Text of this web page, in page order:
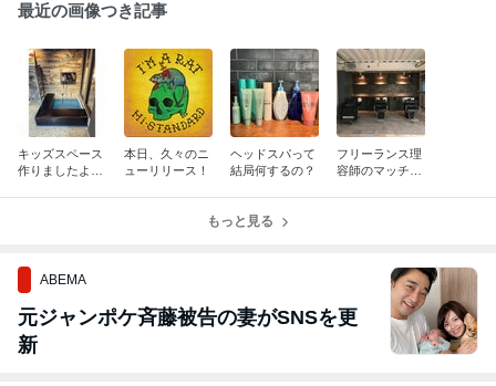
最近の画像つき記事
キッズスペース
作りましたよ
本日、久々のニ
ューリリース！
ヘッドスパって
結局何するの？
フリーランス理
容師のマッチン
もっと見る
ABEMA
元ジャンポケ斉藤被告の妻がSNSを更
新